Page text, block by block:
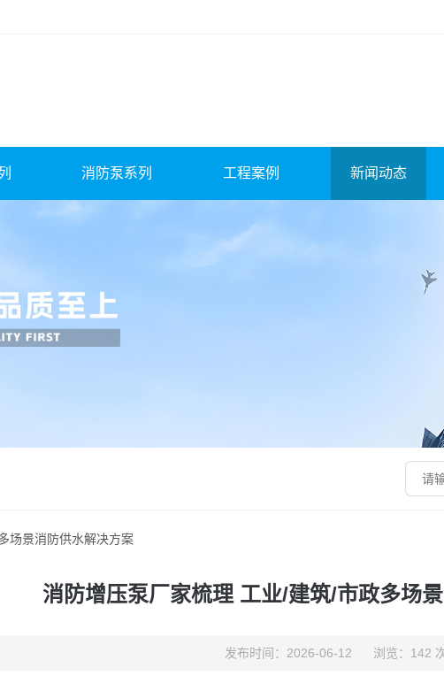
消防泵系列 工程案例 新闻动态
场景消防供水解决方案
消防增压泵厂家梳理 工业/建筑/市政多场
发布时间：2026-06-12 浏览：142